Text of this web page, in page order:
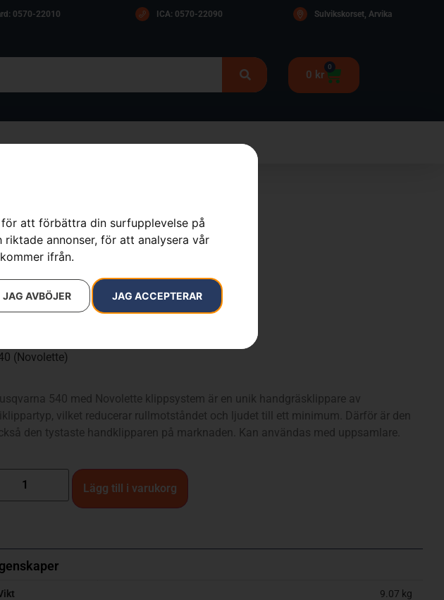
att förbättra din surfupplevelse på
annonser, för att analysera vår
ifrån.
JAG ACCEPTERAR
JAG AVBÖJER
0570-22010 ICA: 0570-22090 Sulvikskorset, Arvika
0 kr
0
540
964944001
Gräsklippare,Trädgård
:Husqvarna
990kr
(Novolette)
540 med Novolette klippsystem är en unik handgräsklippare av
vilket reducerar rullmotståndet och ljudet till ett minimum. Därför är den
den tystaste handklipparen på marknaden. Kan användas med uppsamlare.
Lägg till i varukorg
9.07 kg